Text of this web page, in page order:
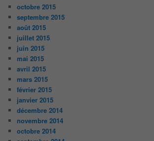
octobre 2015
septembre 2015
août 2015
juillet 2015
juin 2015
mai 2015
avril 2015
mars 2015
février 2015
janvier 2015
décembre 2014
novembre 2014
octobre 2014